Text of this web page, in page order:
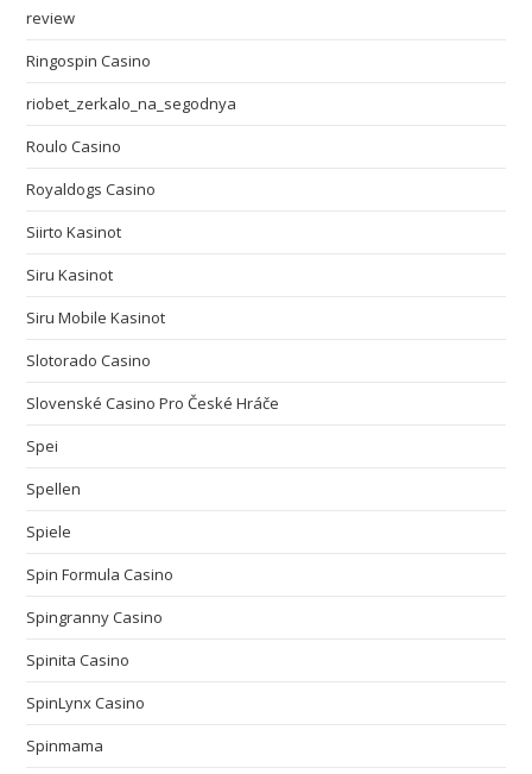
review
Ringospin Casino
riobet_zerkalo_na_segodnya
Roulo Casino
Royaldogs Casino
Siirto Kasinot
Siru Kasinot
Siru Mobile Kasinot
Slotorado Casino
Slovenské Casino Pro České Hráče
Spei
Spellen
Spiele
Spin Formula Casino
Spingranny Casino
Spinita Casino
SpinLynx Casino
Spinmama